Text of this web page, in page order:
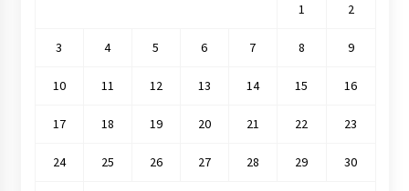
1
2
3 4 5 6 7 8 9
10 11 12 13 14 15 16
17 18 19 20 21 22 23
24 25 26 27 28 29 30